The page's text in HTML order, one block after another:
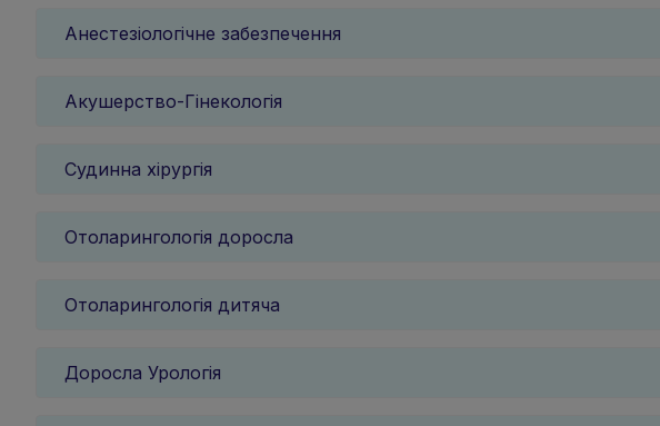
Анестезіологічне забезпечення
Акушерство-Гінекологія
Судинна хірургія
Отоларингологія доросла
Отоларингологія дитяча
Доросла Урологія